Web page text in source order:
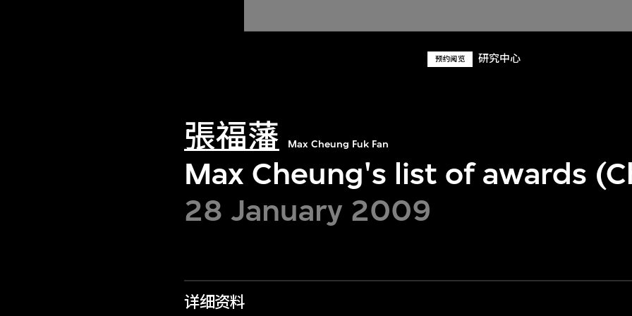
预约阅览 研究中心
張福藩 Max Cheung Fuk Fan
Max Cheung's list of awards
28 January 2009
详细资料